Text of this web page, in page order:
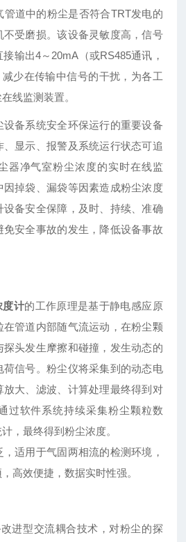
管道中的粉尘是否符合TRT发电的
受磨损。该设备灵敏度高，信号
输出4～20mA（或RS485通讯，
少在传输中信号的干扰，为各工
线监测装置。
备系统安全环保运行的重要设备
显示、报警及系统运行状态可追
器净气室粉尘浓度的实时在线监
掉袋、漏袋等因素造成粉尘浓度
备安全保障，及时、持续、准确
免安全事故的发生，降低设备事故
度计的工作原理是基于静电感应原
管道内部随气流运动，在粉尘颗
头发生摩擦和碰撞，发生动态的
荷信号。粉尘仪将采集到的动态电
大、滤波、计算处理最终得到对
过软件系统持续采集粉尘颗粒数
，最终得到粉尘浓度。
适用于气固两相流的检测环境，
高效便捷，数据实时性强。
进型交流耦合技术，对粉尘的探